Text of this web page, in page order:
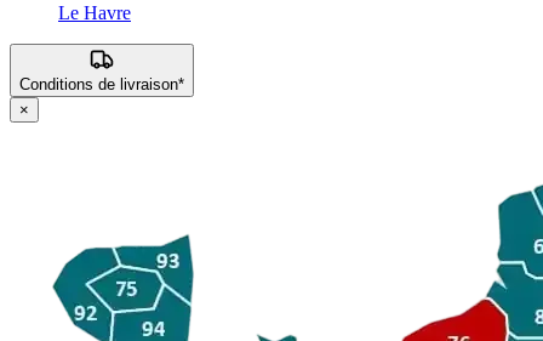
Le Havre
Conditions de livraison*
×